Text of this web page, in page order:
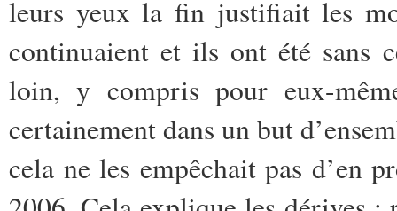
leurs yeux la fin justifiait les
continuaient et ils ont été sans
loin, y compris pour eux-
certainement dans un but
cela ne les empêchait pas d’en